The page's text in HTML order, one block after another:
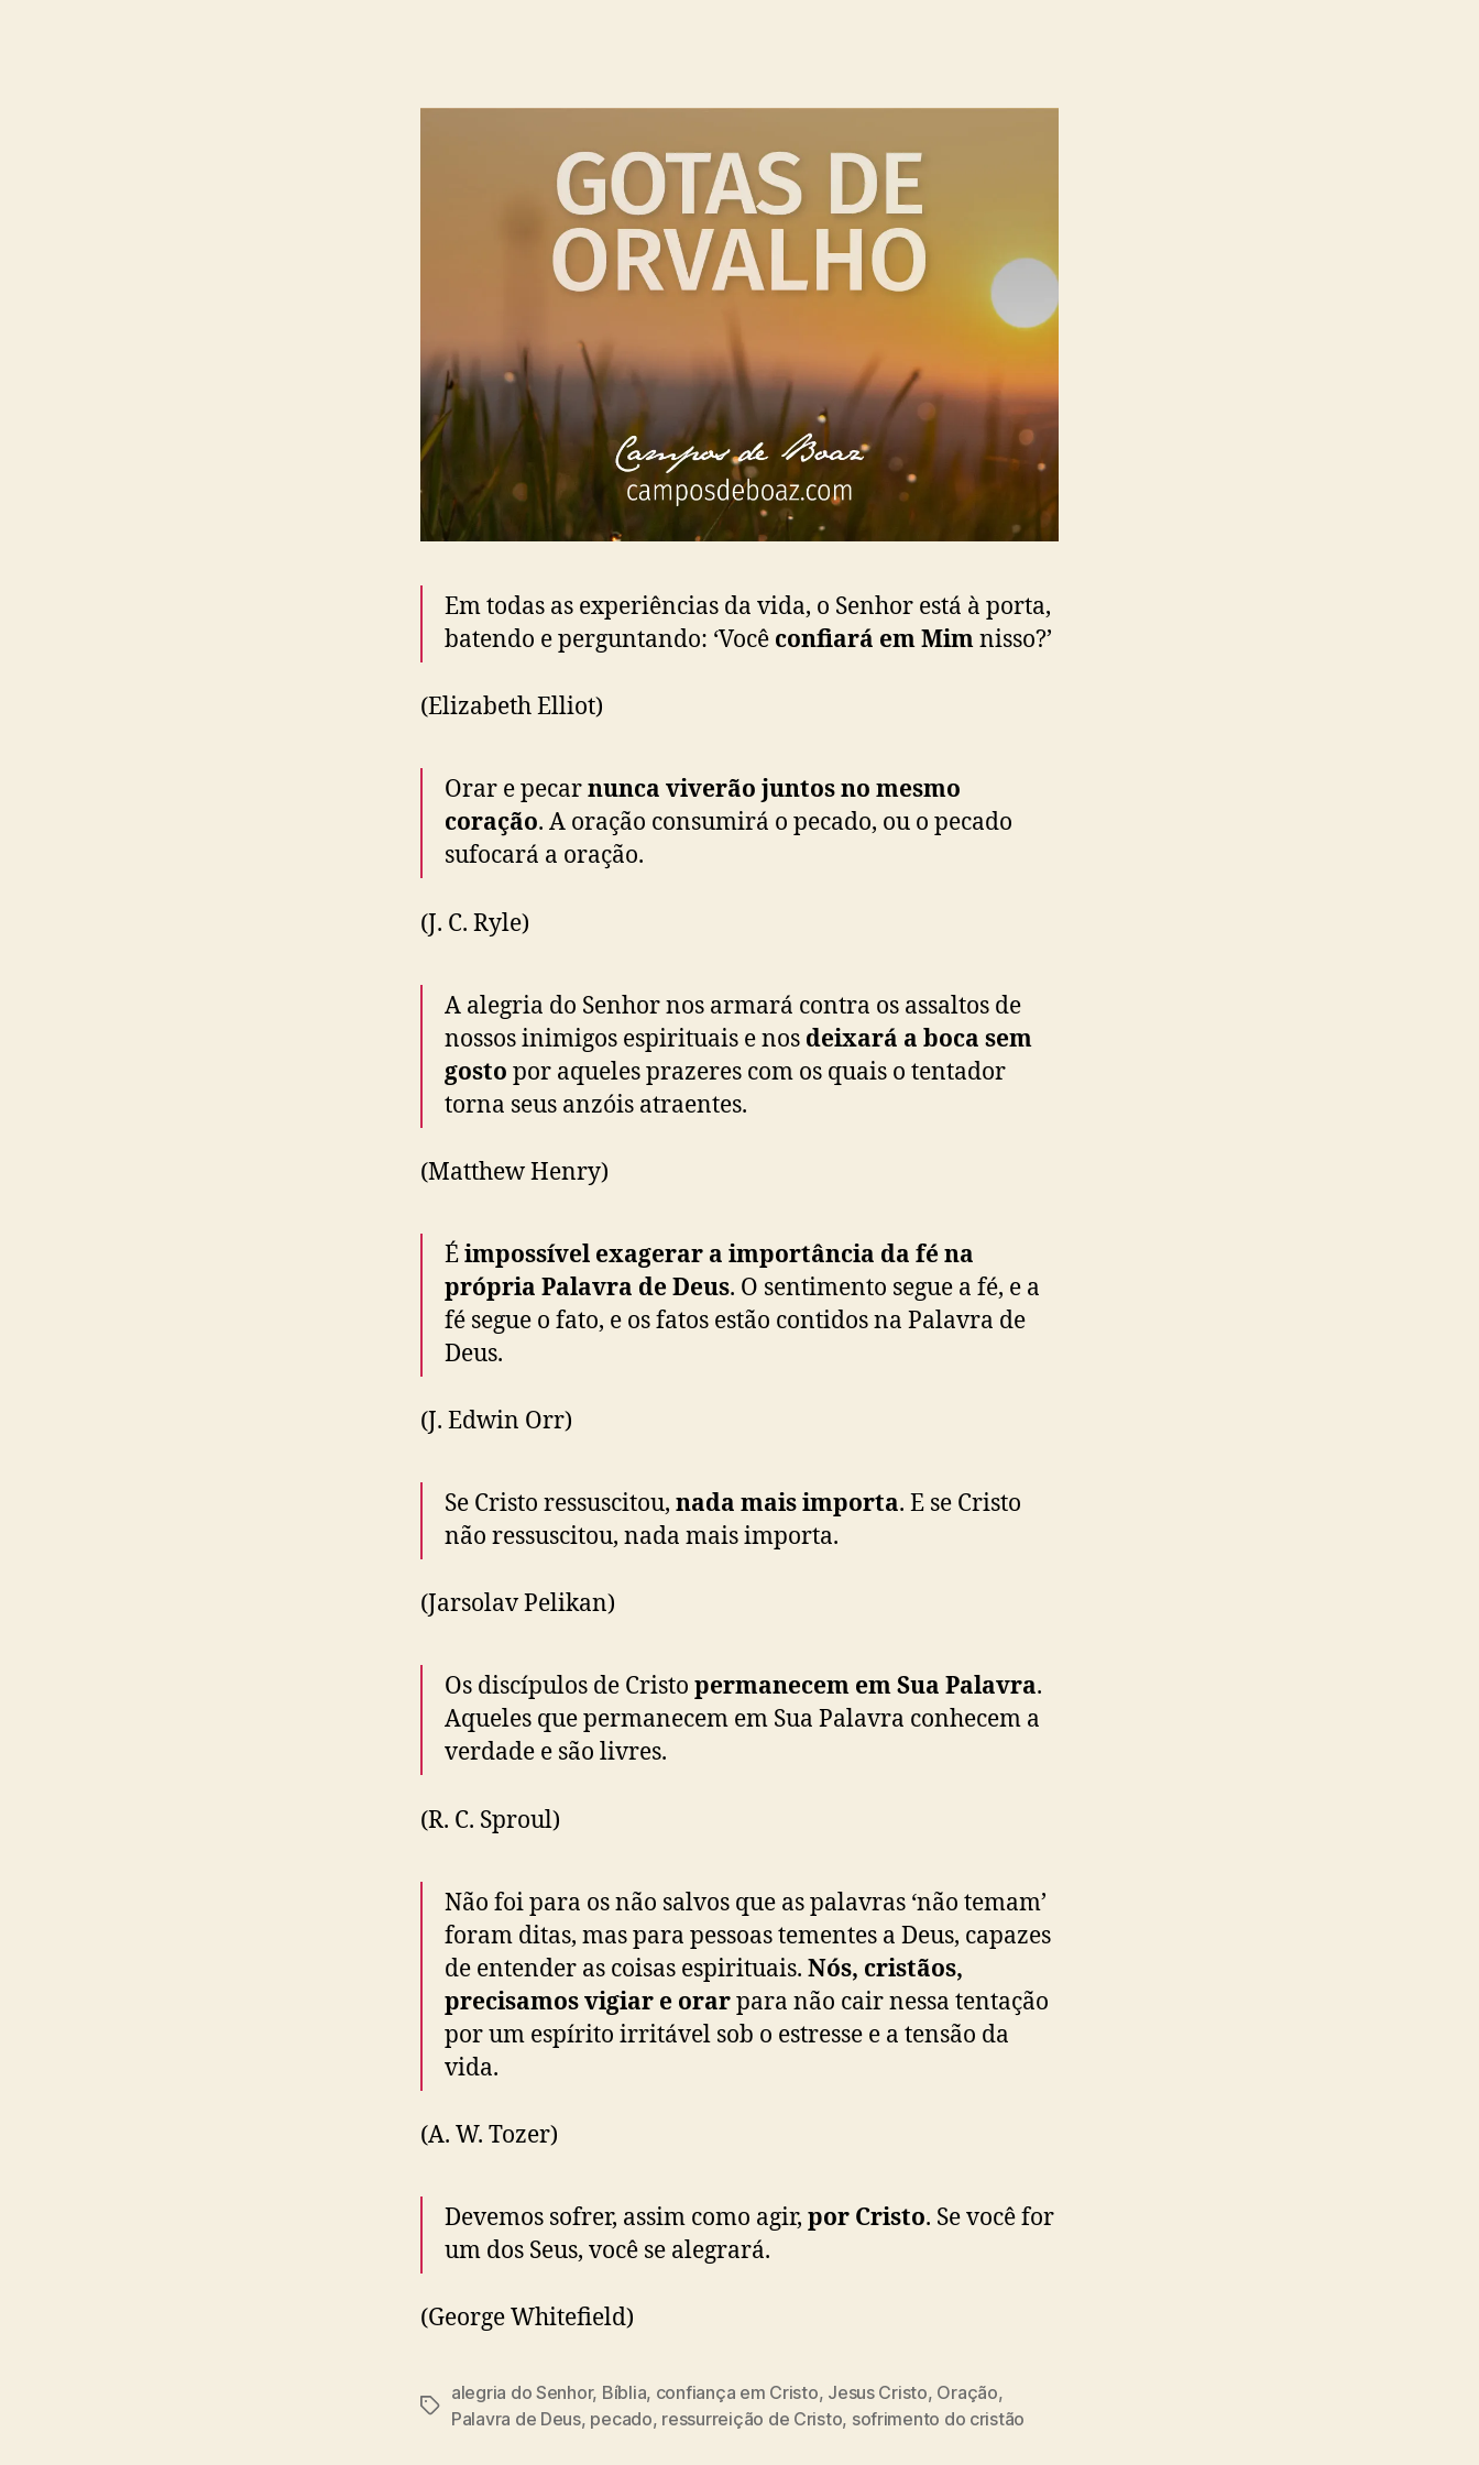
Em todas as experiências da vida, o Senhor está à porta,
batendo e perguntando: ‘Você confiará em Mimnisso?’
(Elizabeth Elliot)
Orar e pecarnunca viverão juntos no mesmo
coração. A oração consumirá o pecado, ou o pecado
sufocará a oração.
(J. C. Ryle)
A alegria do Senhor nos armará contra os assaltos de
nossos inimigos espirituais e nos deixará a boca sem
gosto por aqueles prazeres com os quais o tentador
torna seus anzóis atraentes.
(Matthew Henry)
Éimpossível exagerar a importância da fé na
própria Palavra de Deus. O sentimento segue a fé, e a
fé segue o fato, e os fatos estão contidos na Palavra de
Deus.
(J. Edwin Orr)
Se Cristo ressuscitou, nada mais importa. E se Cristo
não ressuscitou, nada mais importa.
(Jarsolav Pelikan)
Os discípulos de Cristo permanecem em Sua Palavra.
Aqueles que permanecem em Sua Palavra conhecem a
verdade e são livres.
(R. C. Sproul)
Não foi para os não salvos que as palavras ‘não temam’
foram ditas, mas para pessoas tementes a Deus, capazes
de entender as coisas espirituais. Nós, cristãos,
precisamos vigiar e orarpara não cair nessa tentação
por um espírito irritável sob o estresse e a tensão da
vida.
(A. W. Tozer)
Devemos sofrer, assim como agir, por Cristo. Se você for
um dos Seus, você se alegrará.
(George Whitefield)
T
alegria do Senhor, Bíblia, confiança em Cristo, Jesus Cristo, Oração,
Palavra de Deus, pecado, ressurreição de Cristo, sofrimento do cristão